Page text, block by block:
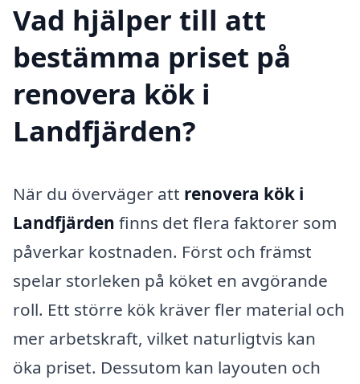
Vad hjälper till att
bestämma priset på
renovera kök i
Landfjärden?
När du överväger att renovera kök i
Landfjärden finns det flera faktorer som
påverkar kostnaden. Först och främst
spelar storleken på köket en avgörande
roll. Ett större kök kräver fler material och
mer arbetskraft, vilket naturligtvis kan
öka priset. Dessutom kan layouten och